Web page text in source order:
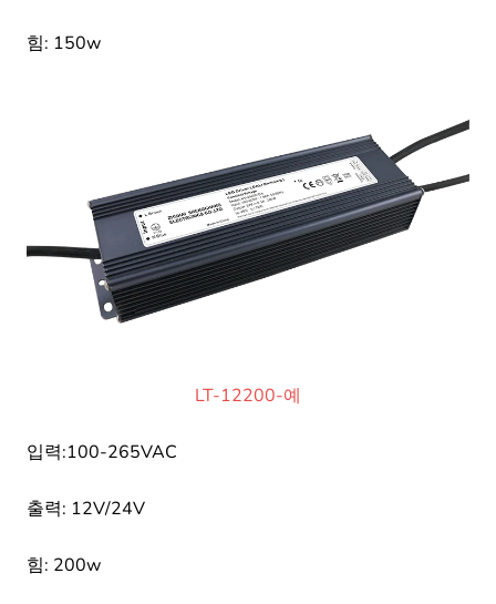
힘: 150w
LT-12200-예
입력:100-265VAC
출력: 12V/24V
힘: 200w